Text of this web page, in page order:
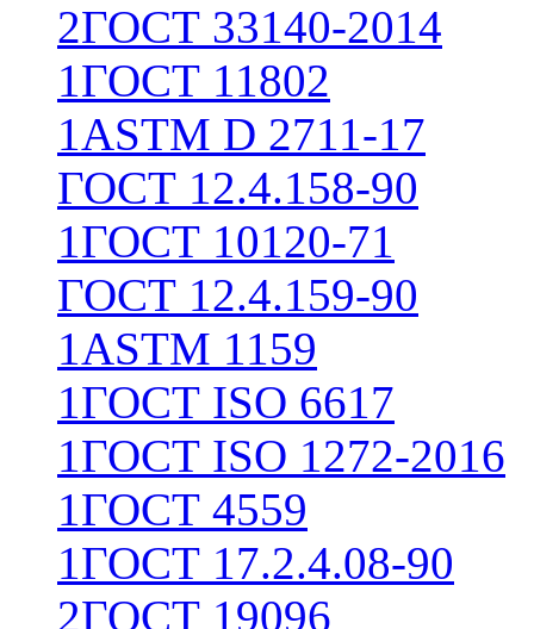
2ГОСТ 33140-2014
1ГОСТ 11802
1ASTM D 2711-17
ГОСТ 12.4.158-90
1ГОСТ 10120-71
ГОСТ 12.4.159-90
1ASTM 1159
1ГОСТ ISO 6617
1ГОСТ ISO 1272-2016
1ГОСТ 4559
1ГОСТ 17.2.4.08-90
2ГОСТ 19096